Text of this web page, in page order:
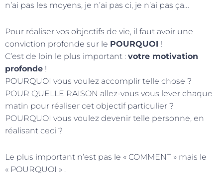
n’ai pas les moyens, je n’ai pas ci, je n’ai pas ça…
Pour réaliser vos objectifs de vie, il faut avoir une
conviction profonde sur le POURQUOI !
C’est de loin le plus important : votre motivation
profonde !
POURQUOI vous voulez accomplir telle chose ?
POUR QUELLE RAISON allez-vous vous lever chaque
matin pour réaliser cet objectif particulier ?
POURQUOI vous voulez devenir telle personne, en
réalisant ceci ?
Le plus important n’est pas le « COMMENT » mais le
« POURQUOI » .